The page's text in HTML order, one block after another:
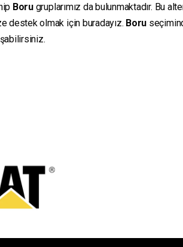
Borugruplarımız da bulunmaktadır. Bu
destek olmak için buradayız. Boru